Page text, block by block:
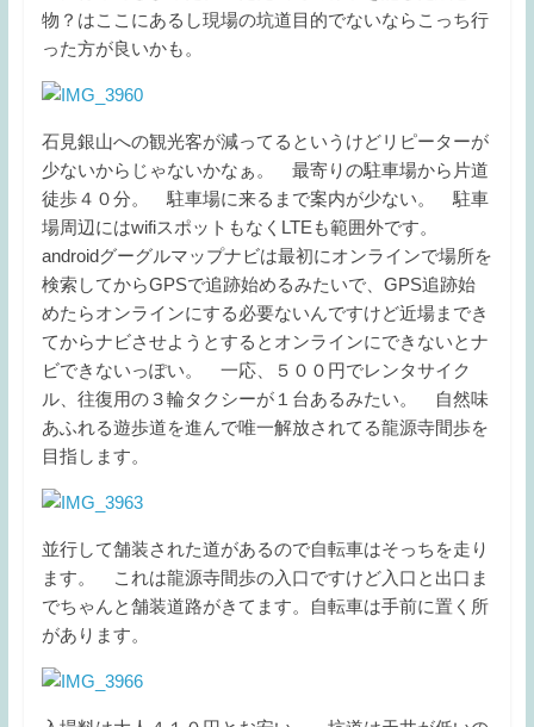
物？はここにあるし現場の坑道目的でないならこっち行
った方が良いかも。
石見銀山への観光客が減ってるというけどリピーターが
少ないからじゃないかなぁ。 最寄りの駐車場から片道
徒歩４０分。 駐車場に来るまで案内が少ない。 駐車
場周辺にはwifiスポットもなくLTEも範囲外です。
androidグーグルマップナビは最初にオンラインで場所を
検索してからGPSで追跡始めるみたいで、GPS追跡始
めたらオンラインにする必要ないんですけど近場までき
てからナビさせようとするとオンラインにできないとナ
ビできないっぽい。 一応、５００円でレンタサイク
ル、往復用の３輪タクシーが１台あるみたい。 自然味
あふれる遊歩道を進んで唯一解放されてる龍源寺間歩を
目指します。
並行して舗装された道があるので自転車はそっちを走り
ます。 これは龍源寺間歩の入口ですけど入口と出口ま
でちゃんと舗装道路がきてます。自転車は手前に置く所
があります。